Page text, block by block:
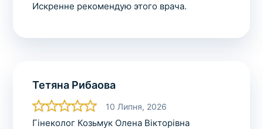
Искренне рекомендую этого врача.
Тетяна Рибаова
10 Липня, 2026
Гінеколог Козьмук Олена Вікторівна